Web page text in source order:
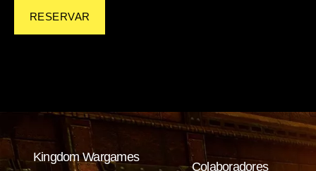
RESERVAR
Kingdom Wargames
Colaboradores